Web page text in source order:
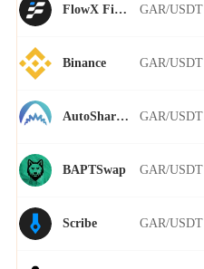
FlowX Finance GAR/USDT
Binance GAR/USDT
AutoShark Finance GAR/USDT
BAPTSwap GAR/USDT
Scribe GAR/USDT